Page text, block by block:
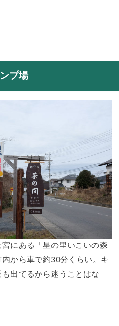
プ場
にある「星の里いこいの森
から車で約30分くらい。キ
出てるから迷うことはな